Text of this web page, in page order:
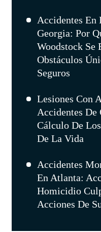
Accidentes En
Georgia: Por
Woodstock Se
Obstáculos
Seguros
Lesiones Con
Accidentes De
Cálculo De
De La Vida
Accidentes
En Atlanta:
Homicidio
Acciones De